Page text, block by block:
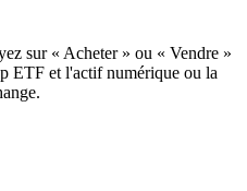
sur « Acheter » ou « Vendre »
ETF et l'actif numérique ou la